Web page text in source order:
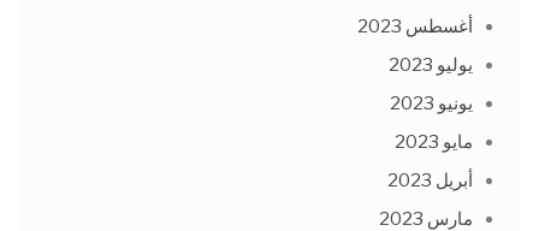
أغسطس 2023
يوليو 2023
يونيو 2023
مايو 2023
أبريل 2023
مارس 2023